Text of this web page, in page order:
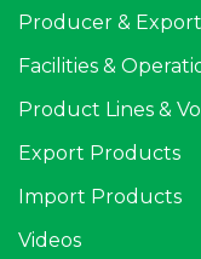
Producer &
Facilities &
Product Lines &
Export Products
Import Products
Videos